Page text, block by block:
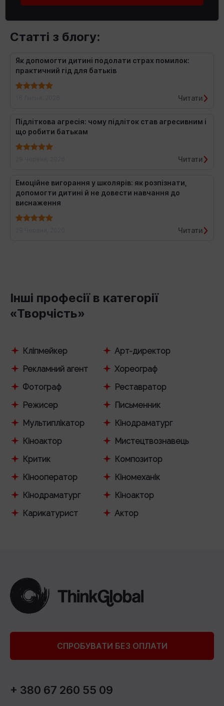
Статті з блогу:
Як допомогти дитині подолати страх помилок:
практичний гід для батьків
Читати
Підліткова агресія: чому підліток став агресивним і
що робити батькам
Читати
Емоційне вигорання у школярів: як розпізнати,
допомогти дитині й не довести навчання до
виснаження
Читати
Інші професії в категорії
«Творчість»
Кліпмейкер
Арт-директор
Рекламний агент
Хореограф
Фотограф
Реставратор
Режисер
Письменник
Мультиплікатор
Кінодраматург
Кіноактор
Мистецтвознавець
Критик
Композитор
Кінооператор
Кіномеханік
Кінодраматург
Кіноактор
Карикатурист
Актор
СПРОБУВАТИ БЕЗ ОПЛАТИ
+ 380 67 260 55 09